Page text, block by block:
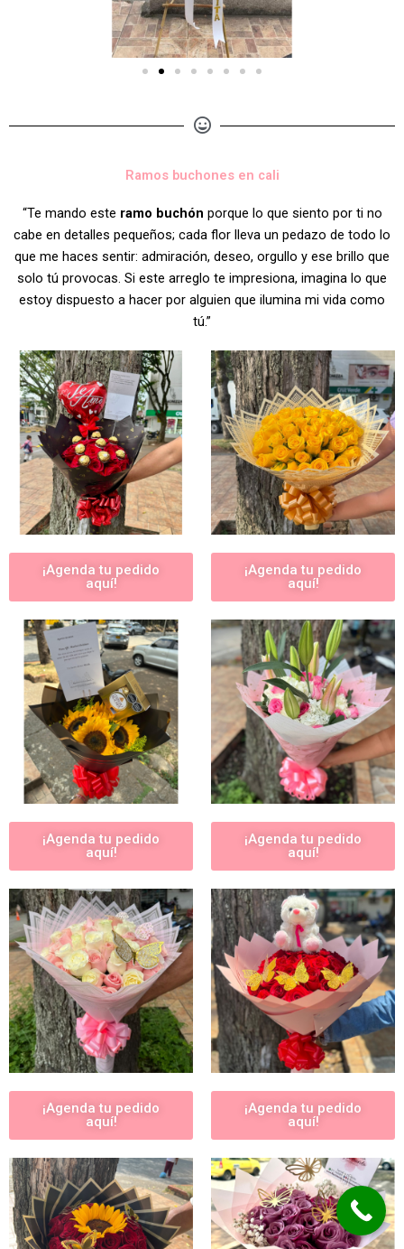
Ramos buchones en cali
“Te mando este ramo buchón porque lo que siento por ti no
cabe en detalles pequeños; cada flor lleva un pedazo de todo lo
que me haces sentir: admiración, deseo, orgullo y ese brillo que
solo tú provocas. Si este arreglo te impresiona, imagina lo que
estoy dispuesto a hacer por alguien que ilumina mi vida como
tú.”
¡Agenda tu pedido
aquí!
¡Agenda tu pedido
aquí!
¡Agenda tu pedido
aquí!
¡Agenda tu pedido
aquí!
¡Agenda tu pedido
aquí!
¡Agenda tu pedido
aquí!